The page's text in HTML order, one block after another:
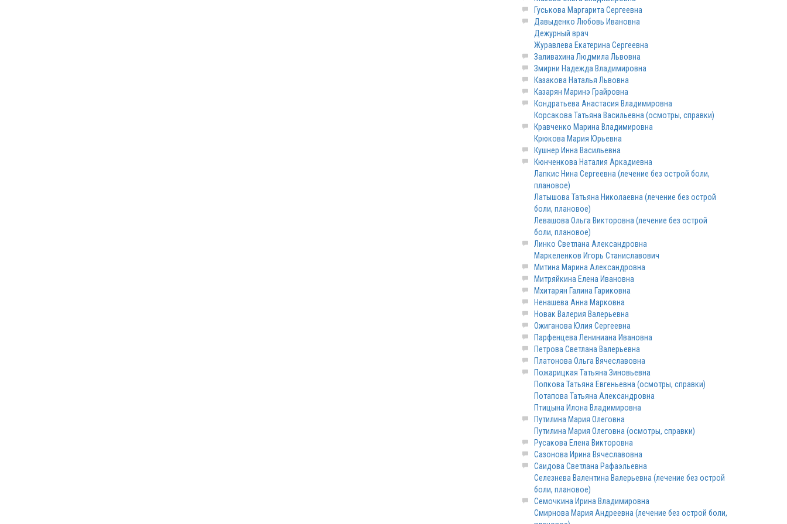
Гуськова Маргарита Сергеевна
Давыденко Любовь Ивановна
Дежурный врач
Журавлева Екатерина Cергеевна
Заливахина Людмила Львовна
Змирни Надежда Владимировна
Казакова Наталья Львовна
Казарян Маринэ Грайровна
Кондратьева Анастасия Владимировна
Корсакова Татьяна Васильевна (осмотры, справки)
Кравченко Марина Владимировна
Крюкова Мария Юрьевна
Кушнер Инна Васильевна
Кюнченкова Наталия Аркадиевна
Лапкис Нина Сергеевна (лечение без острой боли,
плановое)
Латышова Татьяна Николаевна (лечение без острой
боли, плановое)
Левашова Ольга Викторовна (лечение без острой
боли, плановое)
Линко Светлана Александровна
Маркеленков Игорь Станиславович
Митина Марина Александровна
Митряйкина Елена Ивановна
Мхитарян Галина Гариковна
Ненашева Анна Марковна
Новак Валерия Валерьевна
Ожиганова Юлия Сергеевна
Парфенцева Лениниана Ивановна
Петрова Светлана Валерьевна
Платонова Ольга Вячеславовна
Пожарицкая Татьяна Зиновьевна
Попкова Татьяна Евгеньевна (осмотры, справки)
Потапова Татьяна Александровна
Птицына Илона Владимировна
Путилина Мария Олеговна
Путилина Мария Олеговна (осмотры, справки)
Русакова Елена Викторовна
Сазонова Ирина Вячеславовна
Саидова Светлана Рафаэльевна
Селезнева Валентина Валерьевна (лечение без острой
боли, плановое)
Семочкина Ирина Владимировна
Смирнова Мария Андреевна (лечение без острой боли,